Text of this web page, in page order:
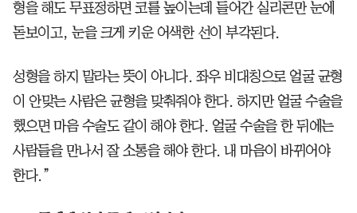
형을 해도 무표정하면 코를 높이는데 들어간 실리콘만 눈에
돋보이고, 눈을 크게 키운 어색한 선이 부각된다.
성형을 하지 말라는 뜻이 아니다. 좌우 비대칭으로 얼굴 균형
이 안맞는 사람은 균형을 맞춰줘야 한다. 하지만 얼굴 수술을
했으면 마음 수술도 같이 해야 한다. 얼굴 수술을 한 뒤에는
사람들을 만나서 잘 소통을 해야 한다. 내 마음이 바뀌어야
한다.”